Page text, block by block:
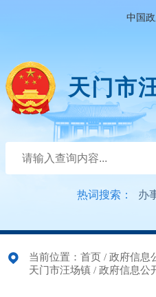
中国政
天门市
热词搜索： 办
当前位置： 首页 / 政府信息
天门市汪场镇 / 政府信息公